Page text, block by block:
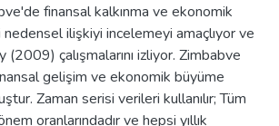
finansal kalkınma ve ekonomik
nedensel ilişkiyi incelemeyi amaçlıyor ve
(2009) çalışmalarını izliyor. Zimbabve
gelişim ve ekonomik büyüme
Zaman serisi verileri kullanılır; Tüm
oranlarındadır ve hepsi yıllık